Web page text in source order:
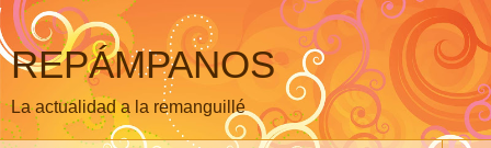
REPÁMPANOS
La actualidad a la remanguillé